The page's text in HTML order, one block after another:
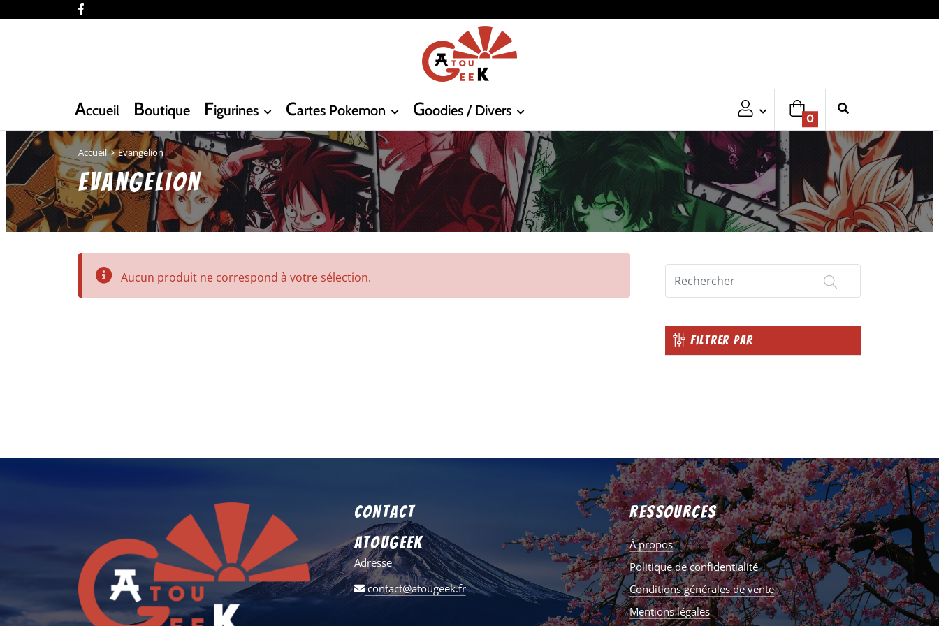
facebook
Accueil Boutique Figurines Cartes Pokemon Goodies / Divers
0
Accueil Evangelion
Evangelion
Aucun produit ne correspond à votre sélection.
sur
AtouGeek
Filtrer par
Contact
AtouGeek
Adresse
contact@atougeek.fr
Ressources
À propos
Politique de confidentialité
Conditions générales de vente
Mentions légales